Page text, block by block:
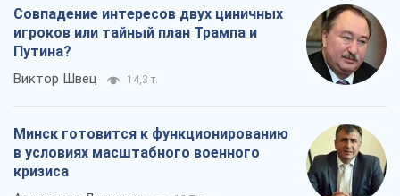
Совпадение интересов двух циничных
игроков или тайный план Трампа и
Путина?
Виктор Швец 14,3 т.
Минск готовится к функционированию
в условиях масштабного военного
кризиса